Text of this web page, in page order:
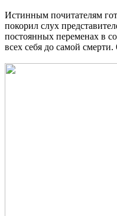
Истинным почитателям
покорил слух
постоянных переменах в
всех себя до самой